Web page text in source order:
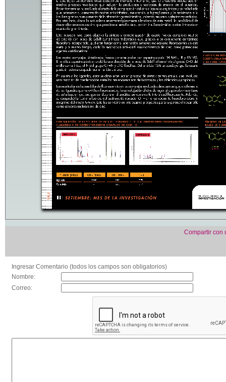
Compartir con
Ingresar Comentario (todos los campos son obligatorios)
Nombre:
Correo: